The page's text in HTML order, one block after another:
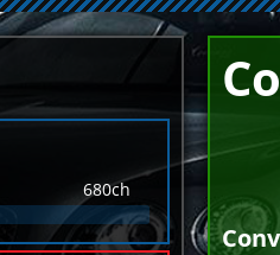
680ch